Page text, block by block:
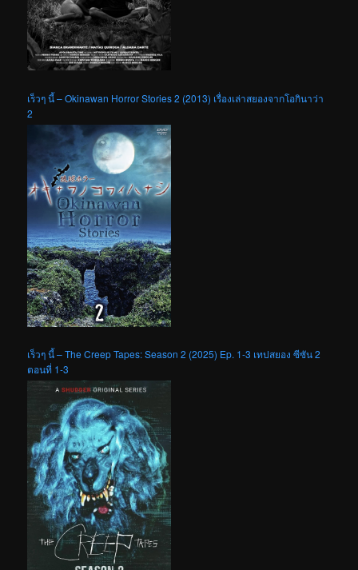
เร็วๆ นี้ – Okinawan Horror Stories 2 (2013) เรื่องเล่าสยองจากโอกินาว่า
2
เร็วๆ นี้ – The Creep Tapes: Season 2 (2025) Ep. 1-3 เทปสยอง ซีซัน 2
ตอนที่ 1-3